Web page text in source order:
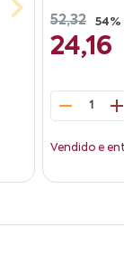
52,32 54%
24,16
1
Vendido e